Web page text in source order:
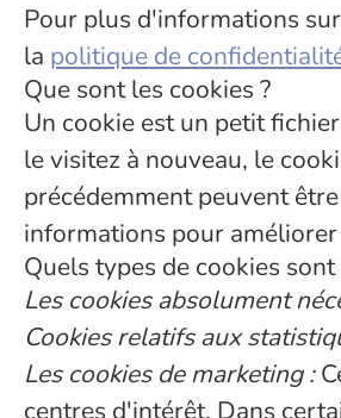
Pour plus d'informations
la politique de
Que sont les cookies ?
Un cookie est un petit
le visitez à nouveau, le
précédemment peuvent
informations pour
Quels types de cookies
Les cookies absolument
Cookies relatifs aux
Les cookies de marketing :
centres d'intérêt. Dans